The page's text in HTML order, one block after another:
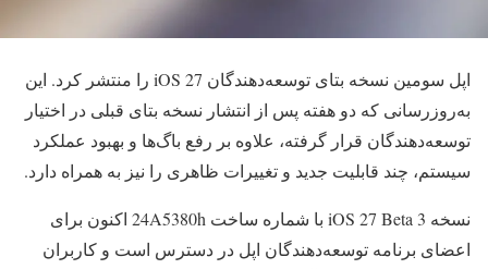
اپل سومین نسخه بتای توسعه‌دهندگان iOS 27 را منتشر کرد. این
به‌روزرسانی که دو هفته پس از انتشار نسخه بتای قبلی در اختیار
توسعه‌دهندگان قرار گرفته، علاوه بر رفع باگ‌ها و بهبود عملکرد
سیستم، چند قابلیت جدید و تغییرات ظاهری را نیز به همراه دارد.
نسخه iOS 27 Beta 3 با شماره ساخت 24A5380h اکنون برای
اعضای برنامه توسعه‌دهندگان اپل در دسترس است و کاربران